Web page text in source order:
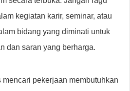
kegiatan karir, seminar, atau
bidang yang diminati untuk
dan saran yang berharga.
mencari pekerjaan membutuhkan